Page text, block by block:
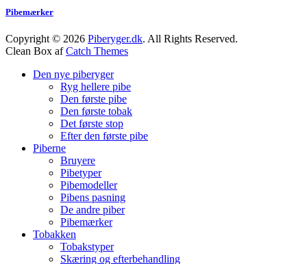
Pibemærker
Copyright © 2026 Piberyger.dk. All Rights Reserved.
Clean Box afCatch Themes
Den nye piberyger
Ryg hellere pibe
Den første pibe
Den første tobak
Det første stop
Efter den første pibe
Piberne
Bruyere
Pibetyper
Pibemodeller
Pibens pasning
De andre piber
Pibemærker
Tobakken
Tobakstyper
Skæring og efterbehandling